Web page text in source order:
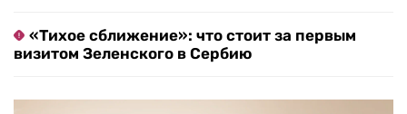
«Тихое сближение»: что стоит за первым
визитом Зеленского в Сербию